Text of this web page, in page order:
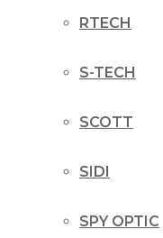
RTECH
S-TECH
SCOTT
SIDI
SPY OPTIC